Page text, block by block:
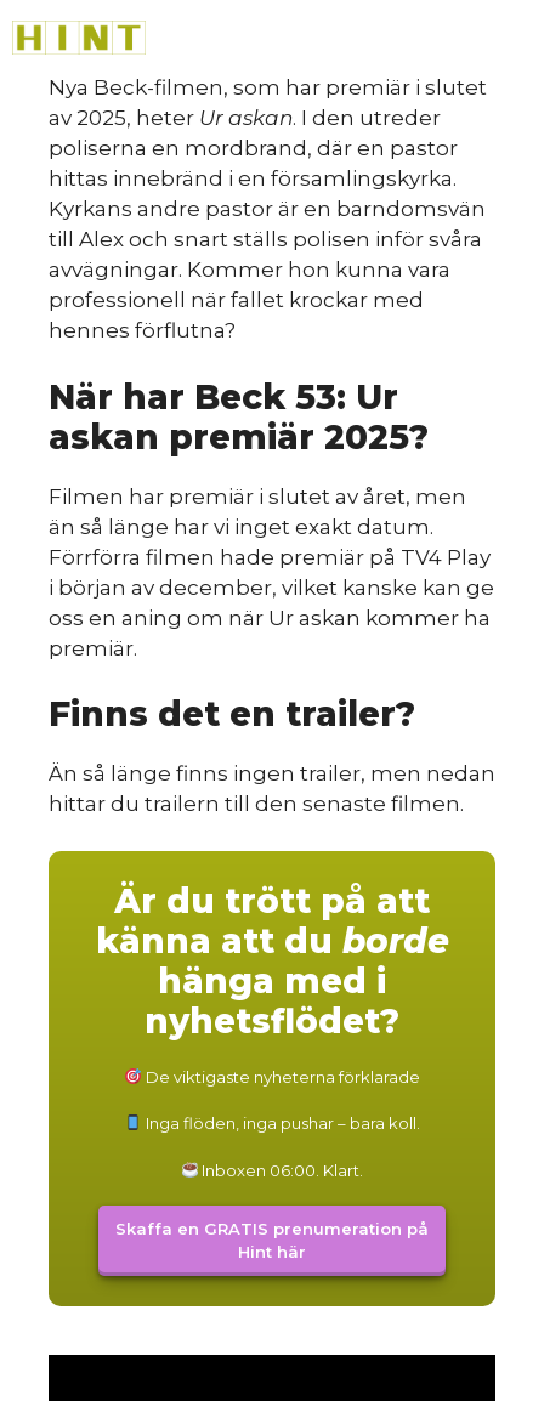
till
innehåll
Nya Beck-filmen, som har premiär i slutet
av 2025, heter Ur askan. I den utreder
poliserna en mordbrand, där en pastor
hittas innebränd i en församlingskyrka.
Kyrkans andre pastor är en barndomsvän
till Alex och snart ställs polisen inför svåra
avvägningar. Kommer hon kunna vara
professionell när fallet krockar med
hennes förflutna?
När har Beck 53: Ur
askan premiär 2025?
Filmen har premiär i slutet av året, men
än så länge har vi inget exakt datum.
Förrförra filmen hade premiär på TV4 Play
i början av december, vilket kanske kan ge
oss en aning om när Ur askan kommer ha
premiär.
Finns det en trailer?
Än så länge finns ingen trailer, men nedan
hittar du trailern till den senaste filmen.
Är du trött på att
känna att du borde
hänga med i
nyhetsflödet?
De viktigaste nyheterna förklarade
Inga flöden, inga pushar – bara koll.
Inboxen 06:00. Klart.
Skaffa en GRATIS prenumeration på
Hint här
HINT»
Så